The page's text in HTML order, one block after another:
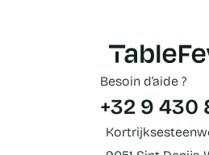
Besoin d’aide ?
+32 9 430